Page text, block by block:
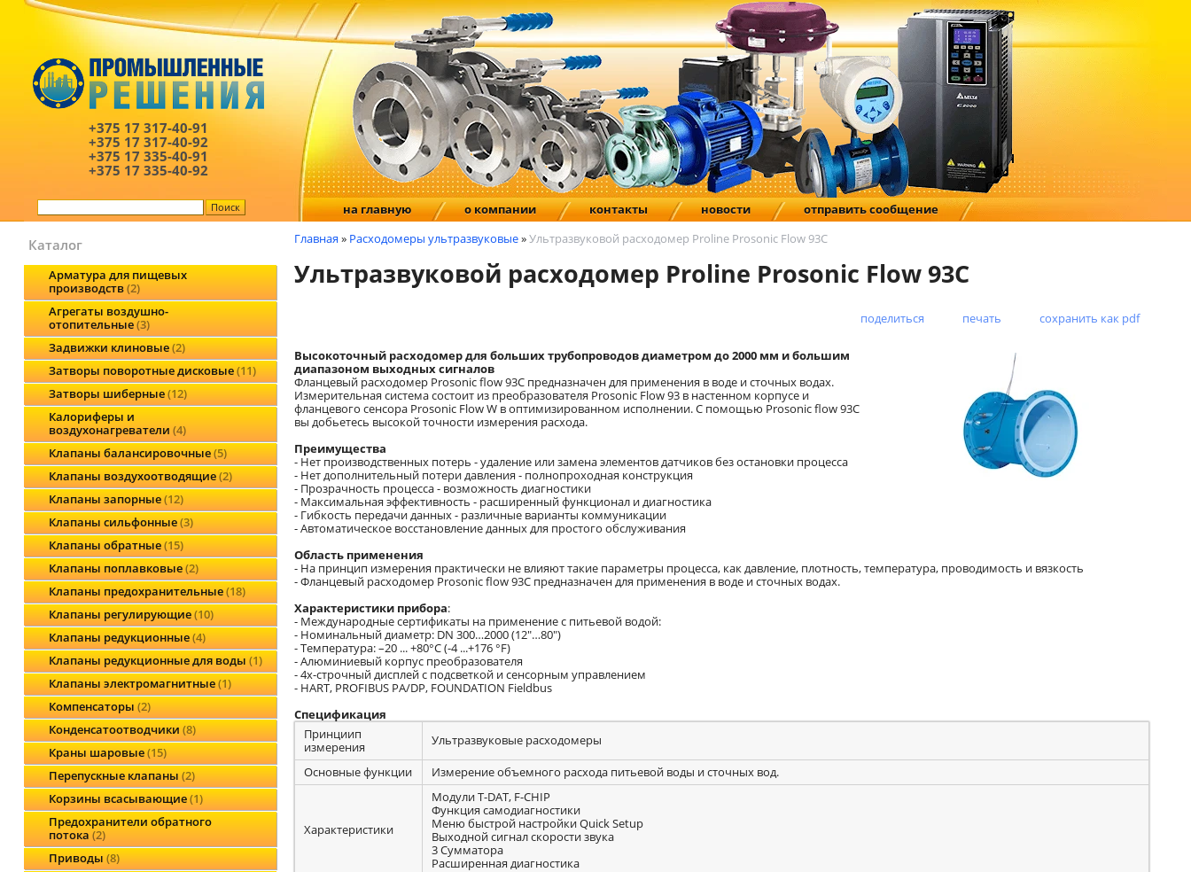
+375 17 317-40-91
+375 17 317-40-92
+375 17 335-40-91
+375 17 335-40-92
на главную о компании контакты новости отправить сообщение
Каталог
Арматура для пищевых
производств 2
Агрегаты воздушно-
отопительные 3
Задвижки клиновые 2
Затворы поворотные дисковые 11
Затворы шиберные 12
Калориферы и
воздухонагреватели 4
Клапаны балансировочные 5
Клапаны воздухоотводящие 2
Клапаны запорные 12
Клапаны сильфонные 3
Клапаны обратные 15
Клапаны поплавковые 2
Клапаны предохранительные 18
Клапаны регулирующие 10
Клапаны редукционные 4
Клапаны редукционные для воды 1
Клапаны электромагнитные 1
Компенсаторы 2
Конденсатоотводчики 8
Краны шаровые 15
Перепускные клапаны 2
Корзины всасывающие 1
Предохранители обратного
потока 2
Приводы 8
Главная » Расходомеры ультразвуковые»Ультразвуковой расходомер Proline Prosonic Flow 93C
Ультразвуковой расходомер Proline Prosonic Flow 93C
поделиться печать сохранить как pdf
Высокоточный расходомер для больших трубопроводов диаметром до 2000 мм и большим
диапазоном выходных сигналов
Фланцевый расходомер Prosonic flow 93C предназначен для применения в воде и сточных водах.
Измерительная система состоит из преобразователя Prosonic Flow 93 в настенном корпусе и
фланцевого сенсора Prosonic Flow W в оптимизированном исполнении. С помощью Prosonic flow 93C
вы добьетесь высокой точности измерения расхода.
Преимущества
- Нет производственных потерь - удаление или замена элементов датчиков без остановки процесса
- Нет дополнительный потери давления - полнопроходная конструкция
- Прозрачность процесса - возможность диагностики
- Максимальная эффективность - расширенный функционал и диагностика
- Гибкость передачи данных - различные варианты коммуникации
- Автоматическое восстановление данных для простого обслуживания
Область применения
- На принцип измерения практически не влияют такие параметры процесса, как давление, плотность, температура, проводимость и вязкость
- Фланцевый расходомер Prosonic flow 93C предназначен для применения в воде и сточных водах.
Характеристики прибора:
- Международные сертификаты на применение с питьевой водой:
- Номинальный диаметр: DN 300…2000 (12"…80")
- Температура: –20 ... +80°C (-4 ...+176 °F)
- Алюминиевый корпус преобразователя
- 4х-строчный дисплей с подсветкой и сенсорным управлением
- HART, PROFIBUS PA/DP, FOUNDATION Fieldbus
Спецификация
Принциип
измерения
Ультразвуковые расходомеры
Основные функции
Измерение объемного расхода питьевой воды и сточных вод.
Характеристики
Модули T-DAT, F-CHIP
Функция самодиагностики
Меню быстрой настройки Quick Setup
Выходной сигнал скорости звука
3 Сумматора
Расширенная диагностика